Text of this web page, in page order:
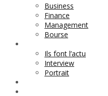
Business
Finance
Management
Bourse
Ils font l’actu
Interview
Portrait